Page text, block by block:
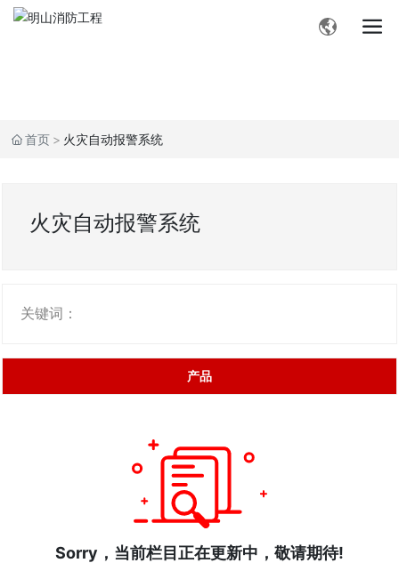
首页 火灾自动报警系统
火灾自动报警系统
关键词：
产品
Sorry，当前栏目正在更新中，敬请期待!